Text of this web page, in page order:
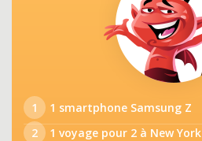
1
1 smartphone Samsung Z
2
1 voyage pour 2 à New York